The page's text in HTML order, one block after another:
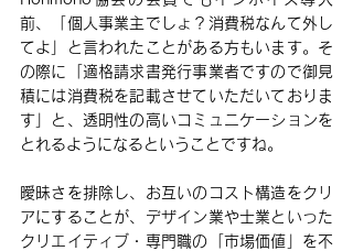
前、「個人事業主でしょ？消費税なんて外し
てよ」と言われたことがある方もいます。そ
の際に「適格請求書発行事業者ですので御見
積には消費税を記載させていただいておりま
す」と、透明性の高いコミュニケーションを
とれるようになるということですね。
曖昧さを排除し、お互いのコスト構造をクリ
アにすることが、デザイン業や士業といった
クリエイティブ・専門職の「市場価値」を不